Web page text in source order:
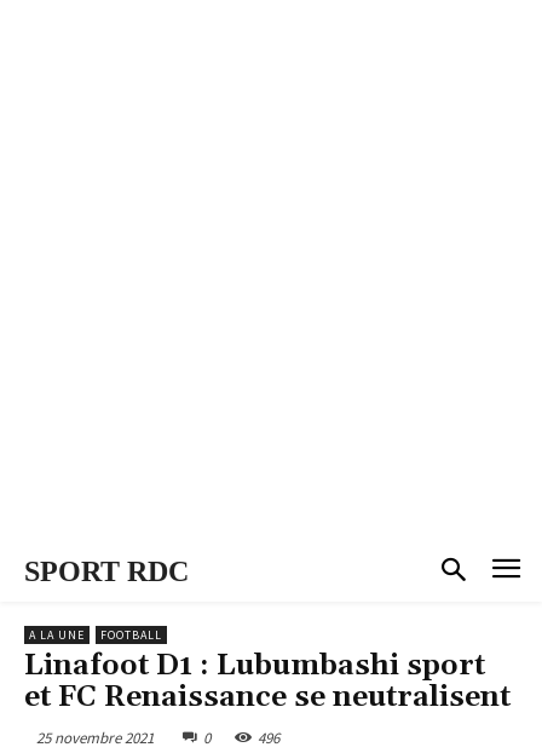
SPORT RDC
A LA UNE FOOTBALL
Linafoot D1 : Lubumbashi sport
et FC Renaissance se neutralisent
25 novembre 2021 0 496